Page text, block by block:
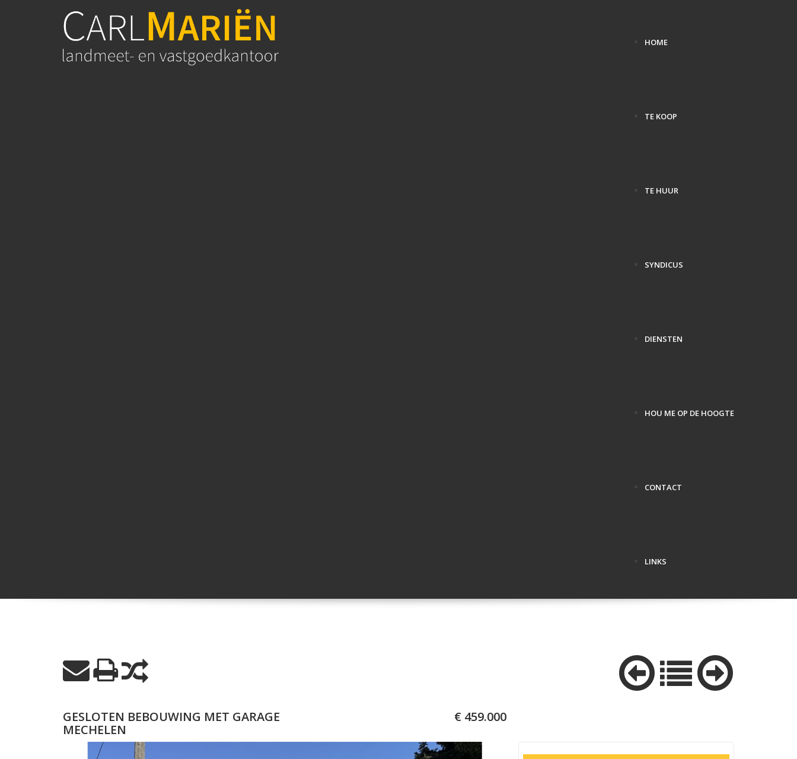
HOME
TE KOOP
TE HUUR
SYNDICUS
DIENSTEN
HOU ME OP DE HOOGTE
CONTACT
LINKS
GESLOTEN BEBOUWING MET GARAGE
MECHELEN
€ 459.000